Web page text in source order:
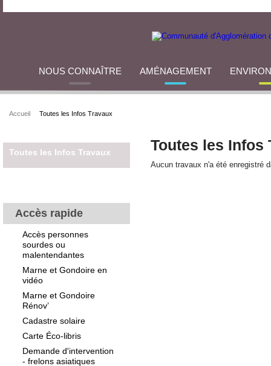
NOUS CONNAÎTRE AMÉNAGEMENT
Accueil Toutes les Infos Travaux
Toutes les Infos Travaux
Accès rapide
Accès personnes
sourdes ou
malentendantes
Marne et Gondoire en
vidéo
Marne et Gondoire
Rénov’
Cadastre solaire
Carte Éco-libris
Demande d'intervention
- frelons asiatiques
Toutes les Infos
Aucun travaux n'a été enregistré